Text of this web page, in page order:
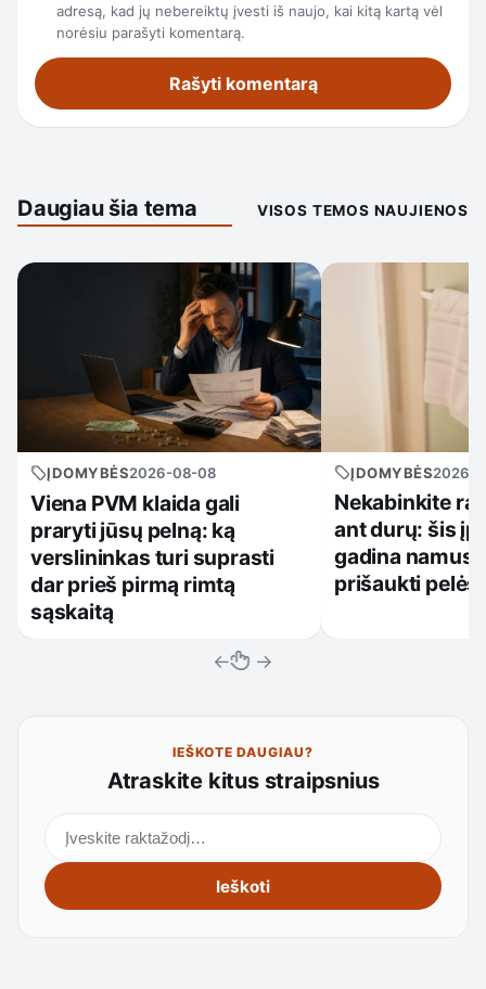
adresą, kad jų nebereiktų įvesti iš naujo, kai kitą kartą vėl
norėsiu parašyti komentarą.
Daugiau šia tema VISOS TEMOS NAUJIENOS
ĮDOMYBĖS2026-08-08
Viena PVM klaida gali
praryti jūsų pelną: ką
verslininkas turi suprasti
dar prieš pirmą rimtą
sąskaitą
ĮDOMYBĖS2026-
Nekabinkite
ant durų: šis
gadina namus
prišaukti
← →
IEŠKOTE DAUGIAU?
Atraskite kitus straipsnius
Ieškoti